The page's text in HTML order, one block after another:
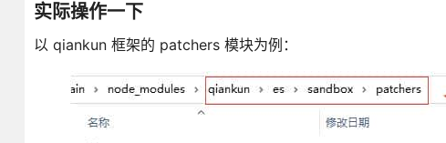
实际操作一下
以 qiankun 框架的 patchers 模块为例：